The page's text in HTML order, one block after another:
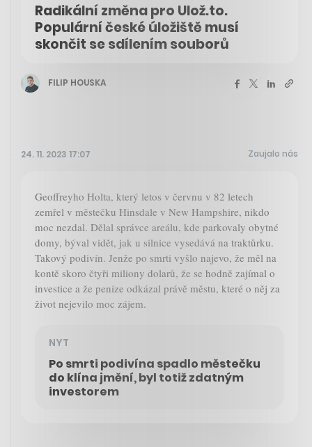
Radikální změna pro Ulož.to.
Populární české úložiště musí
skončit se sdílením souborů
FILIP HOUSKA
24. 11. 2023 17:07 Zaujalo nás
Geoffreyho Holta, který letos v červnu v 82 letech
zemřel v městečku Hinsdale v New Hampshire, nikdo
moc nezdal. Dělal správce areálu, kde parkovaly obytné
domy, býval vidět, jak u silnice vysedává na traktůrku.
Takový podivín. Jenže po smrti vyšlo najevo, že měl na
kontě skoro čtyři miliony dolarů, že se hodně zajímal o
investice a že peníze odkázal právě městu, které o něj za
život nejevilo moc zájem.
NYT
Po smrti podivína spadlo městečku
do klína jmění, byl totiž zdatným
investorem